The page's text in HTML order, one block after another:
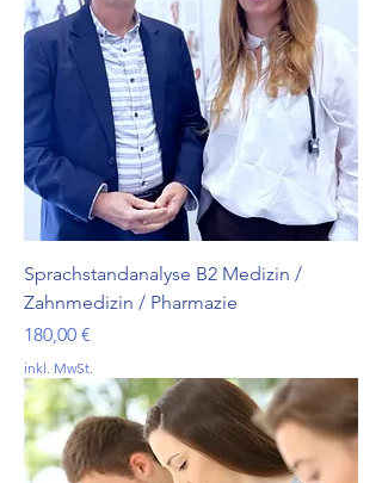
Sprachstandanalyse B2 Medizin /
Zahnmedizin / Pharmazie
Preis
180,00 €
inkl. MwSt.